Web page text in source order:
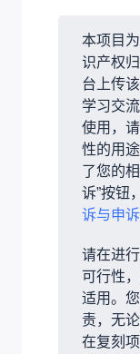
本项目
识产权
台上传
学习交
使用，
性的用
了您的
诉”按钮
诉与申诉
请在进
可行性
适用。
责，无
在复刻